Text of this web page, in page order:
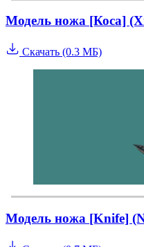
Модель ножа [Коса]
Скачать (0.3 МБ)
Модель ножа [Knife]